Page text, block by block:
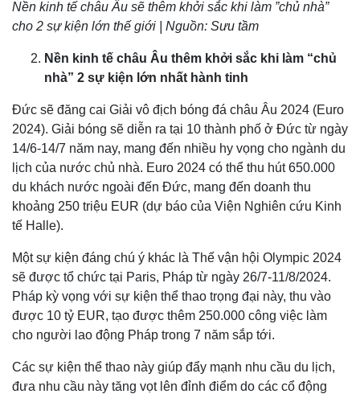
Nền kinh tế châu Âu sẽ thêm khởi sắc khi làm ”chủ nhà”
cho 2 sự kiện lớn thế giới | Nguồn: Sưu tầm
Nền kinh tế châu Âu thêm khởi sắc khi làm “chủ
nhà” 2 sự kiện lớn nhất hành tinh
Đức sẽ đăng cai Giải vô địch bóng đá châu Âu 2024 (Euro
2024). Giải bóng sẽ diễn ra tại 10 thành phố ở Đức từ ngày
14/6-14/7 năm nay, mang đến nhiều hy vọng cho ngành du
lịch của nước chủ nhà. Euro 2024 có thể thu hút 650.000
du khách nước ngoài đến Đức, mang đến doanh thu
khoảng 250 triệu EUR (dự báo của Viện Nghiên cứu Kinh
tế Halle).
Một sự kiện đáng chú ý khác là Thế vận hội Olympic 2024
sẽ được tổ chức tại Paris, Pháp từ ngày 26/7-11/8/2024.
Pháp kỳ vọng với sự kiện thể thao trọng đại này, thu vào
được 10 tỷ EUR, tạo được thêm 250.000 công việc làm
cho người lao động Pháp trong 7 năm sắp tới.
Các sự kiện thể thao này giúp đẩy mạnh nhu cầu du lịch,
đưa nhu cầu này tăng vọt lên đỉnh điểm do các cổ động